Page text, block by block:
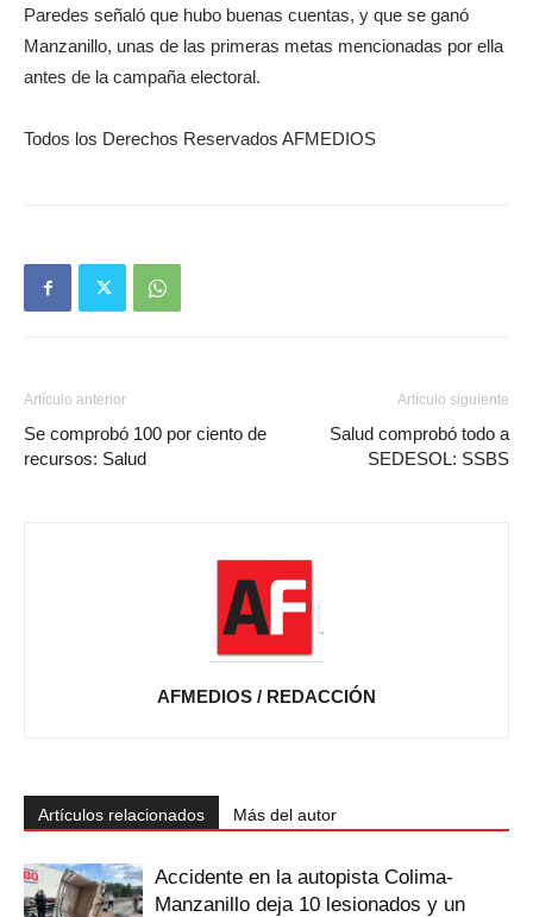
Paredes señaló que hubo buenas cuentas, y que se ganó
Manzanillo, unas de las primeras metas mencionadas por ella
antes de la campaña electoral.
Todos los Derechos Reservados AFMEDIOS
Artículo anterior
Se comprobó 100 por ciento de
recursos: Salud
Artículo siguiente
Salud comprobó todo a
SEDESOL: SSBS
AFMEDIOS / REDACCIÓN
Artículos relacionados Más del autor
Accidente en la autopista Colima-
Manzanillo deja 10 lesionados y un